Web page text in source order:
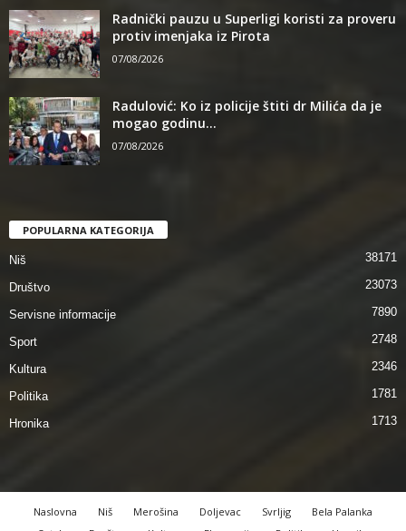
Radnički pauzu u Superligi koristi za proveru
protiv imenjaka iz Pirota
07/08/2026
Radulović: Ko iz policije štiti dr Milića da je
mogao godinu...
07/08/2026
POPULARNA KATEGORIJA
Niš 38171
Društvo 23073
Servisne informacije 7890
Sport 2748
Kultura 2346
Politika 1781
Hronika 1713
Naslovna Niš Merošina Doljevac Svrljig
Bela Palanka